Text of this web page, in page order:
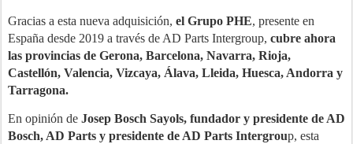
Gracias a esta nueva adquisición, el Grupo PHE, presente en
España desde 2019 a través de AD Parts Intergroup, cubre ahora
las provincias de Gerona, Barcelona, Navarra, Rioja,
Castellón, Valencia, Vizcaya, Álava, Lleida, Huesca, Andorra y
Tarragona.
En opinión de Josep Bosch Sayols, fundador y presidente de AD
Bosch, AD Parts y presidente de AD Parts Intergroup, esta